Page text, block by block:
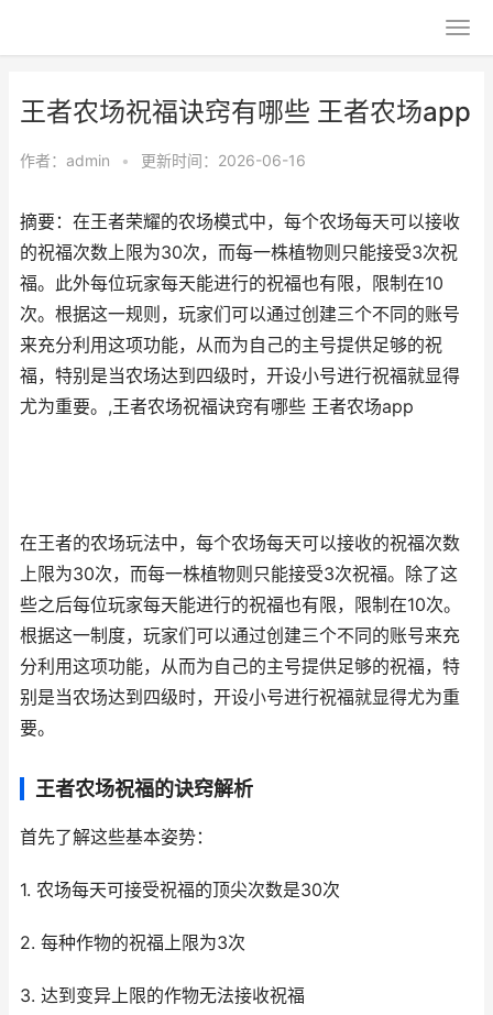
王者农场祝福诀窍有哪些 王者农场app
作者： admin • 更新时间：2026-06-16
摘要：在王者荣耀的农场模式中，每个农场每天可以接收
的祝福次数上限为30次，而每一株植物则只能接受3次祝
福。此外每位玩家每天能进行的祝福也有限，限制在10
次。根据这一规则，玩家们可以通过创建三个不同的账号
来充分利用这项功能，从而为自己的主号提供足够的祝
福，特别是当农场达到四级时，开设小号进行祝福就显得
尤为重要。,王者农场祝福诀窍有哪些 王者农场app
在王者的农场玩法中，每个农场每天可以接收的祝福次数
上限为30次，而每一株植物则只能接受3次祝福。除了这
些之后每位玩家每天能进行的祝福也有限，限制在10次。
根据这一制度，玩家们可以通过创建三个不同的账号来充
分利用这项功能，从而为自己的主号提供足够的祝福，特
别是当农场达到四级时，开设小号进行祝福就显得尤为重
要。
王者农场祝福的诀窍解析
首先了解这些基本姿势：
1. 农场每天可接受祝福的顶尖次数是30次
2. 每种作物的祝福上限为3次
3. 达到变异上限的作物无法接收祝福